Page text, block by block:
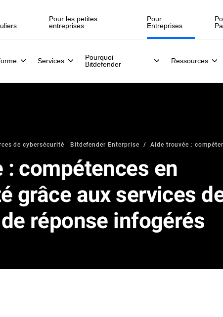
Pour les petites
entreprises
Pour
Entreprises
Services
Pourquoi
Bitdefender
Ressources
de cybersécurité | Bitdefender Enterprise Aide trouvée :
: compétences en
grâce aux services
réponse infogérés